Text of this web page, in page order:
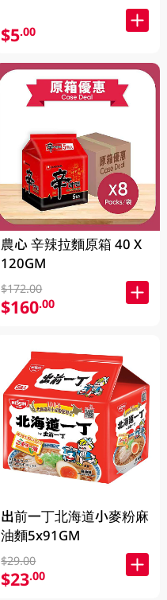
$5.00
農心 辛辣拉麵原箱 40 X
120GM
$172.00
$160.00
出前一丁北海道小麥粉麻
油麵5x91GM
$29.00
$23.00